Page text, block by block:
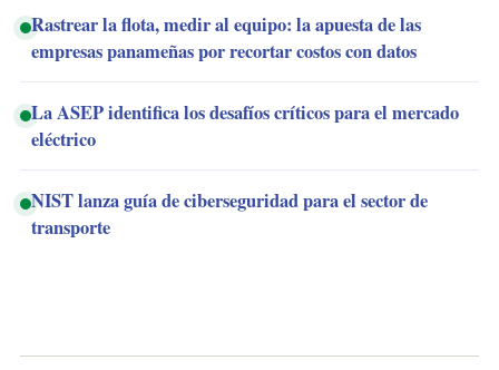
Rastrear la flota, medir al equipo: la apuesta de las
empresas panameñas por recortar costos con datos
La ASEP identifica los desafíos críticos para el mercado
eléctrico
NIST lanza guía de ciberseguridad para el sector de
transporte